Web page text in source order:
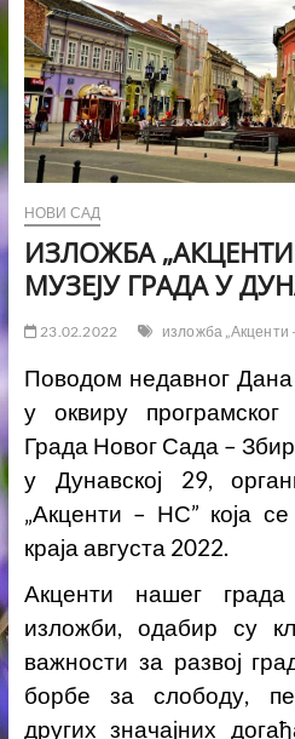
НОВИ САД
ИЗЛОЖБА
МУЗЕЈУ ГРАДА У
23.02.2022 изложба „Акценти
Поводом недавног
у оквиру
Града Новог Сада –
у Дунавској 29,
„Акценти – НС” која
краја августа 2022.
Акценти нашег
изложби, одабир су
важности за развој
борбе за слободу,
других значајних